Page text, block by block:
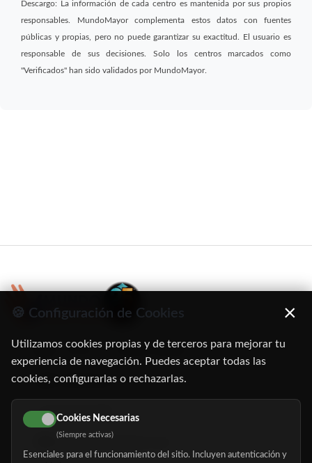
Descargo: La información de cada centro es mantenida por sus propios
responsables. MundoMayor complementa estos datos con fuentes
públicas y propias, pero no puede garantizar su exactitud. El usuario es
responsable de sus decisiones. Solo los centros marcados como
"Verificados" han sido validados por MundoMayor.
C/ Oruro, 11. 28016 Madrid
91 345 06 26
616 113 103
hola@mundomayor.com
🍪 Configuración de Cookies ×
Utilizamos cookies propias y de terceros para mejorar tu
experiencia de navegación. Puedes aceptar todas las
cookies, configurarlas o rechazarlas.
Cookies Necesarias
(Siempre activas)
Esenciales para el funcionamiento del sitio. Incluyen autenticación y